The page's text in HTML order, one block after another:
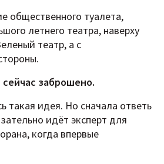
общественного туалета,
летнего театра, наверху
театр, а с
заброшено.
такая идея. Но сначала ответь
идёт эксперт для
когда впервые